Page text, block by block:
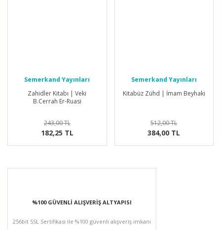
Semerkand Yayınları
Zahidler Kitabı | Veki
B.Cerrah Er-Ruasi
243,00 TL
182,25 TL
Semerkand Yayınları
Kitabüz Zühd | İmam Beyhaki
512,00 TL
384,00 TL
%100 GÜVENLİ ALIŞVERİŞ ALTYAPISI
256bit SSL Sertifikası ile %100 güvenli alışveriş imkanı